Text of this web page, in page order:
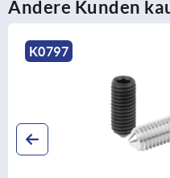
Andere Kunden
K2266